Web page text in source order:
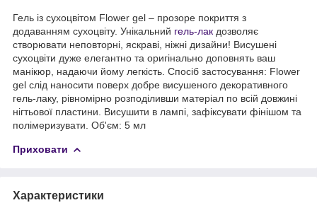
Гель із сухоцвітом Flower gel – прозоре покриття з
додаванням сухоцвіту. Унікальний гель-лак дозволяє
створювати неповторні, яскраві, ніжні дизайни! Висушені
сухоцвіти дуже елегантно та оригінально доповнять ваш
манікюр, надаючи йому легкість. Спосіб застосування: Flower
gel слід наносити поверх добре висушеного декоративного
гель-лаку, рівномірно розподіливши матеріал по всій довжині
нігтьової пластини. Висушити в лампі, зафіксувати фінішом та
полімеризувати. Об'єм: 5 мл
Приховати
Характеристики